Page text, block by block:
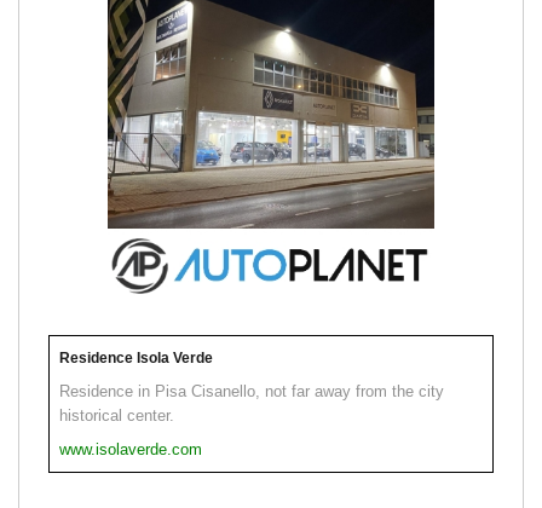
Residence Isola Verde
Residence in Pisa Cisanello, not far away from the city
historical center.
www.isolaverde.com